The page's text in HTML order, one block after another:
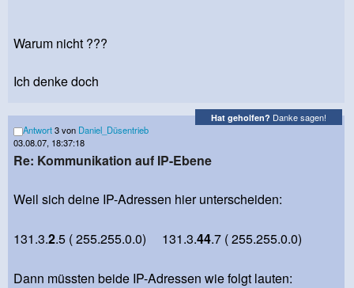
Warum nicht ???
Ich denke doch
Hat geholfen? Danke sagen!
Antwort3 von Daniel_Düsentrieb
03.08.07, 18:37:18
Re: Kommunikation auf IP-Ebene
Weil sich deine IP-Adressen hier unterscheiden:
131.3.2.5 ( 255.255.0.0) 131.3.44.7 ( 255.255.0.0)
Dann müssten beide IP-Adressen wie folgt lauten: